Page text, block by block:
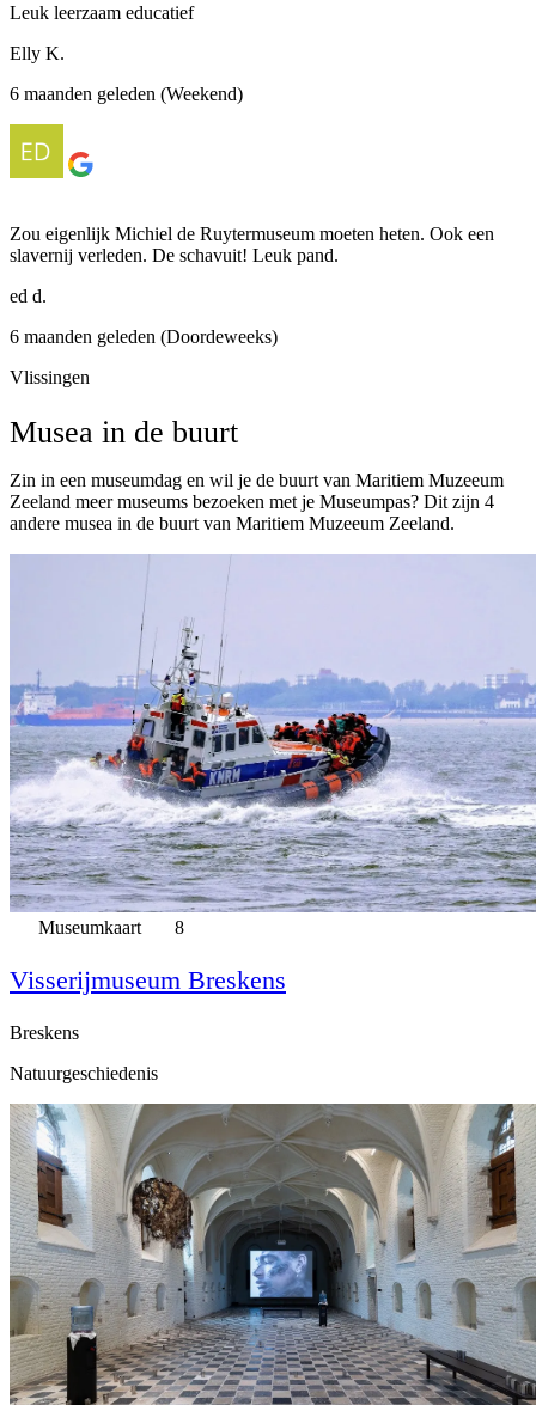
Leuk leerzaam educatief
Elly K.
6 maanden geleden (Weekend)
Zou eigenlijk Michiel de Ruytermuseum moeten heten. Ook een
slavernij verleden. De schavuit! Leuk pand.
ed d.
6 maanden geleden (Doordeweeks)
Vlissingen
Musea in de buurt
Zin in een museumdag en wil je de buurt van Maritiem Muzeeum
Zeeland meer museums bezoeken met je Museumpas? Dit zijn 4
andere musea in de buurt van Maritiem Muzeeum Zeeland.
Museumkaart 8
Visserijmuseum Breskens
Breskens
Natuurgeschiedenis